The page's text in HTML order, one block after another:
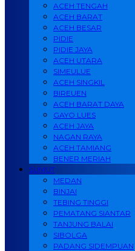
ACEH TENGAH
ACEH BARAT
ACEH BESAR
PIDIE
PIDIE JAYA
ACEH UTARA
SIMEULUE
ACEH SINGKIL
BIREUEN
ACEH BARAT DAYA
GAYO LUES
ACEH JAYA
NAGAN RAYA
ACEH TAMIANG
BENER MERIAH
SUMUT
MEDAN
BINJAI
TEBING TINGGI
PEMATANG SIANTAR
TANJUNG BALAI
SIBOLGA
PADANG SIDEMPUAN